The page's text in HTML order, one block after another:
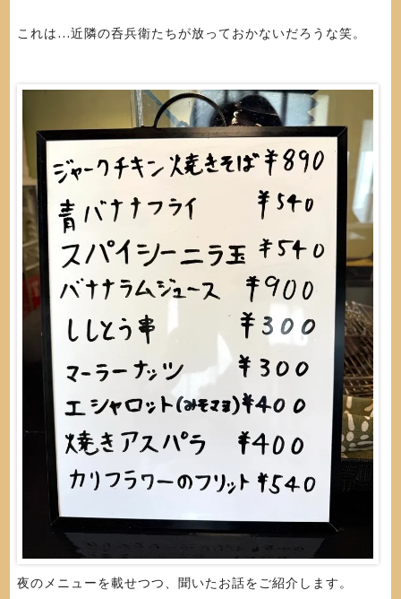
これは…近隣の呑兵衛たちが放っておかないだろうな笑。
夜のメニューを載せつつ、聞いたお話をご紹介します。